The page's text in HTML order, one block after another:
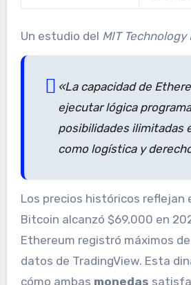
Un estudio del MIT Technology
«La capacidad de
ejecutar lógica
posibilidades ilimitadas
como logística y
Los precios históricos reflejan
Bitcoin alcanzó $69,000 en
Ethereum registró máximos
datos de TradingView. Esta
cómo ambas monedas